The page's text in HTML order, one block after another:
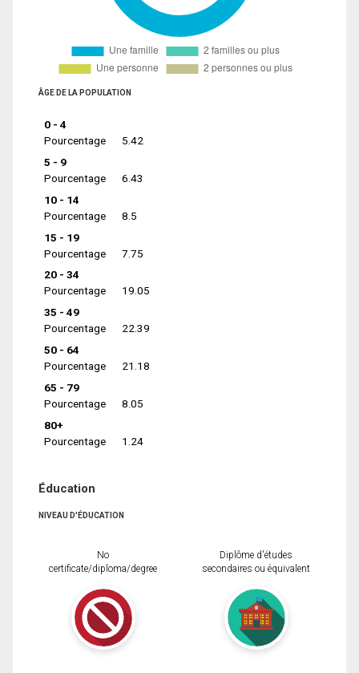
ÂGE DE LA POPULATION
0 - 4
Pourcentage
5.42
5 - 9
Pourcentage
6.43
10 - 14
Pourcentage
8.5
15 - 19
Pourcentage
7.75
20 - 34
Pourcentage
19.05
35 - 49
Pourcentage
22.39
50 - 64
Pourcentage
21.18
65 - 79
Pourcentage
8.05
80+
Pourcentage
1.24
Éducation
NIVEAU D'ÉDUCATION
No
certificate/diploma/degree
Diplôme d'études
secondaires ou équivalent